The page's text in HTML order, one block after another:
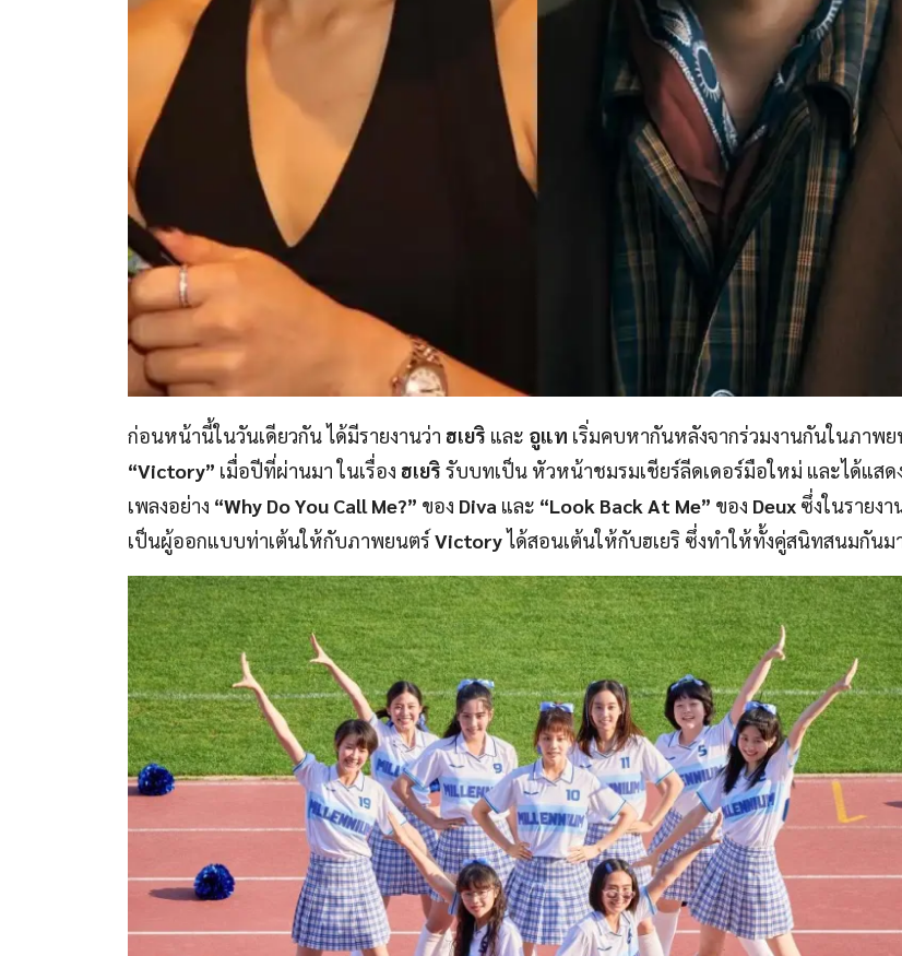
ก่อนหน้านี้ในวันเดียวกัน ได้มีรายงานว่า ฮเยริ และ อูแท เริ่มคบหากันหลังจากร่วมงานกันในภาพย
“Victory” เมื่อปีที่ผ่านมา ในเรื่อง ฮเยริ รับบทเป็น หัวหน้าชมรมเชียร์ลีดเดอร์มือใหม่ และได้แสด
เพลงอย่าง “Why Do You Call Me?” ของ Diva และ “Look Back At Me” ของ Deux ซึ่งในรายง
เป็นผู้ออกแบบท่าเต้นให้กับภาพยนตร์ Victoryได้สอนเต้นให้กับฮเยริ ซึ่งทำให้ทั้งคู่สนิทสนมกันม